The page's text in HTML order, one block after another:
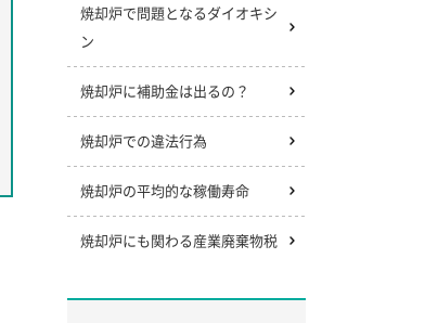
焼却炉で問題となるダイオキシ
ン
焼却炉に補助金は出るの？
焼却炉での違法行為
焼却炉の平均的な稼働寿命
焼却炉にも関わる産業廃棄物税